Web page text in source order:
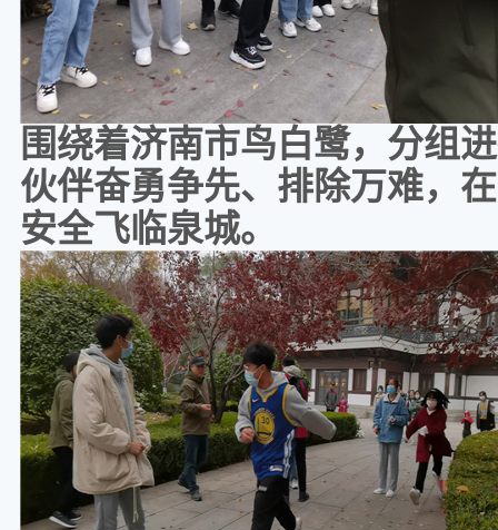
围绕着济南市鸟白鹭，分组
伙伴奋勇争先、排除万难，
安全飞临泉城。